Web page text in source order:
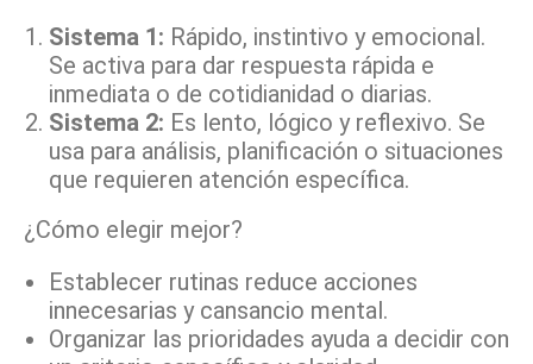
Sistema 1: Rápido, instintivo y emocional.
Se activa para dar respuesta rápida e
inmediata o de cotidianidad o diarias.
Sistema 2: Es lento, lógico y reflexivo. Se
usa para análisis, planificación o situaciones
que requieren atención específica.
¿Cómo elegir mejor?
Establecer rutinas reduce acciones
innecesarias y cansancio mental.
Organizar las prioridades ayuda a decidir con